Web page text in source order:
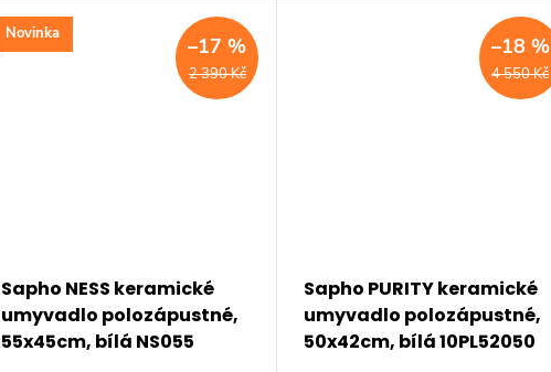
velikosti s...
Novinka
2 390 Kč
–17 %
Sapho NESS keramické
umyvadlo polozápustné,
55x45cm, bílá NS055
4 550 Kč
–18 %
Sapho PURITY keramické
umyvadlo polozápustné,
50x42cm, bílá 10PL52050